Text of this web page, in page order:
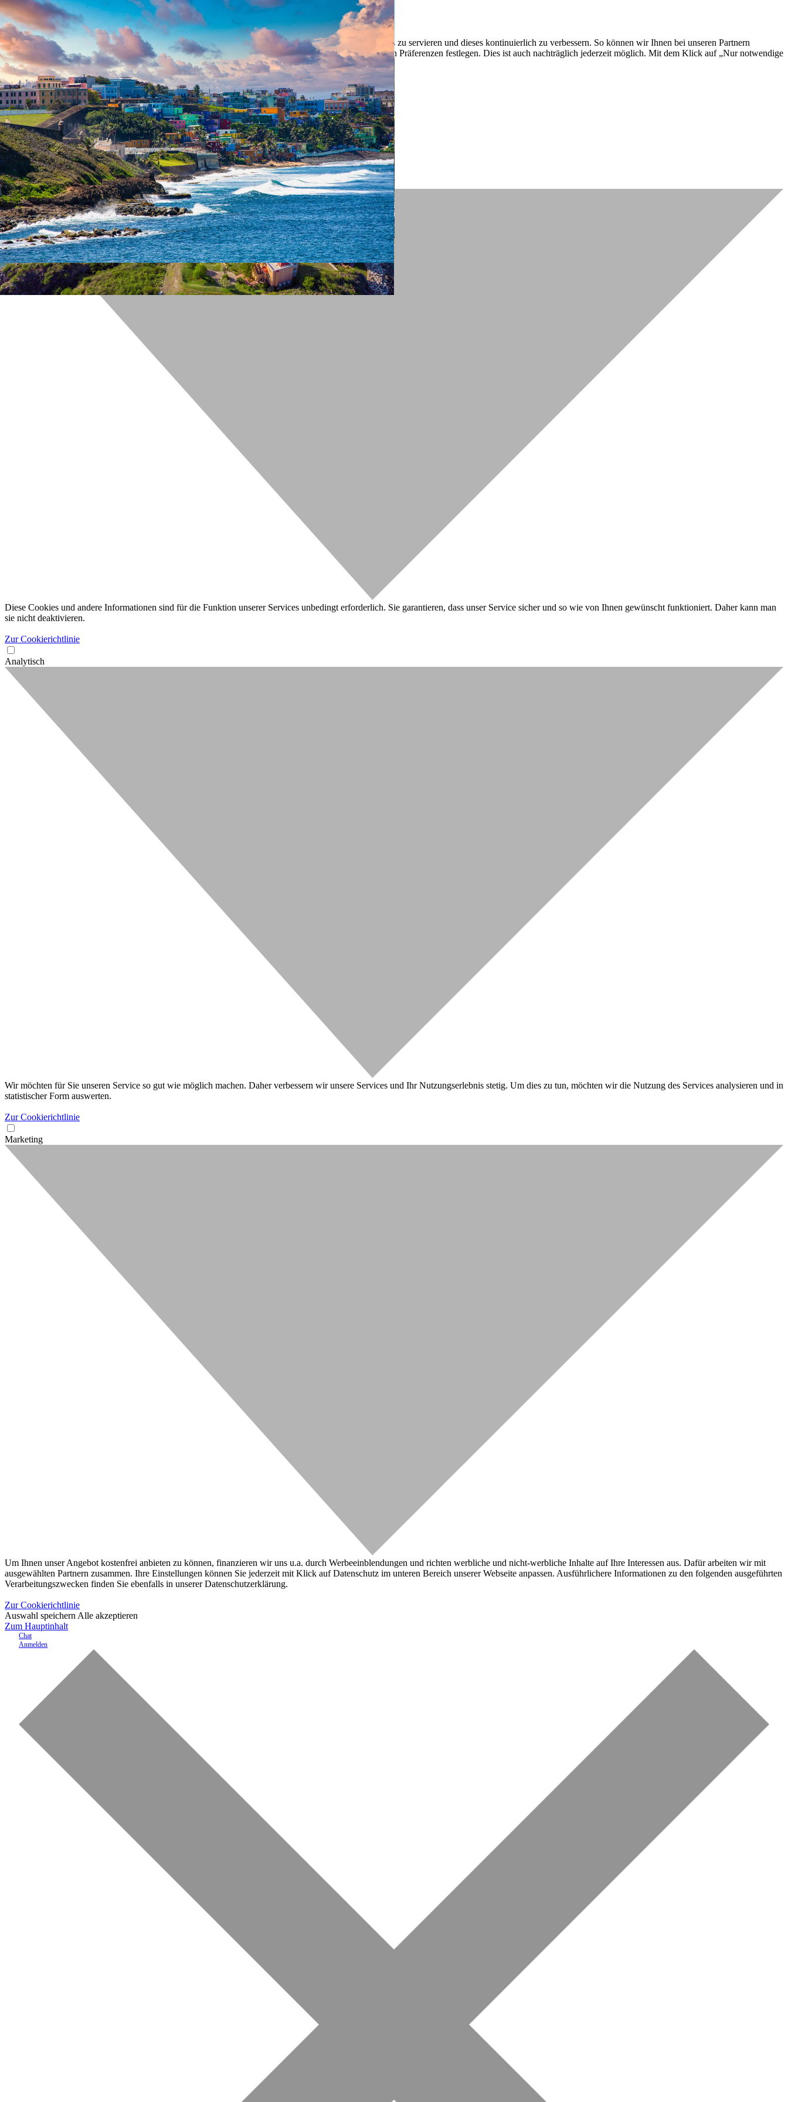
Nur notwendige Cookies
Unvergleichlich lecker
Mit dem Klick auf „geht klar” ermöglichen Sie uns Ihnen über Cookies ein verbessertes Nutzungserlebnis zu servieren und dieses kontinuierlich zu verbessern. So können wir Ihnen bei unseren Partnern
personalisierte Werbung und passende Angebote anzeigen. Über „anpassen” können Sie Ihre persönlichen Präferenzen festlegen. Dies ist auch nachträglich jederzeit möglich. Mit dem Klick auf „Nur notwendige
Cookies” werden lediglich technisch notwendige Cookies gespeichert.
Anpassen Geht klar
Datenschutzerklärung
Cookierichtlinie Impressum
« zurück
Ihre Cookie-Präferenzen verwalten
Wählen Sie, welche Cookies Sie auf check24.de akzeptieren.
Die Cookierichtlinie finden Siehier.
Notwendig
Diese Cookies und andere Informationen sind für die Funktion unserer Services unbedingt erforderlich. Sie garantieren, dass unser Service sicher und so wie von Ihnen gewünscht funktioniert. Daher kann man
sie nicht deaktivieren.
Zur Cookierichtlinie
Analytisch
Wir möchten für Sie unseren Service so gut wie möglich machen. Daher verbessern wir unsere Services und Ihr Nutzungserlebnis stetig. Um dies zu tun, möchten wir die Nutzung des Services analysieren und in
statistischer Form auswerten.
Zur Cookierichtlinie
Marketing
Um Ihnen unser Angebot kostenfrei anbieten zu können, finanzieren wir uns u.a. durch Werbeeinblendungen und richten werbliche und nicht-werbliche Inhalte auf Ihre Interessen aus. Dafür arbeiten wir mit
ausgewählten Partnern zusammen. Ihre Einstellungen können Sie jederzeit mit Klick auf Datenschutz im unteren Bereich unserer Webseite anpassen. Ausführlichere Informationen zu den folgenden ausgeführten
Verarbeitungszwecken finden Sie ebenfalls in unserer Datenschutzerklärung.
Zur Cookierichtlinie
Auswahl speichern Alle akzeptieren
Zum Hauptinhalt
Chat
Anmelden